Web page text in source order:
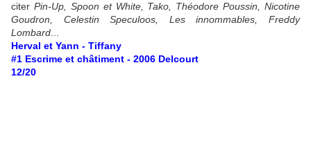
citer Pin-Up, Spoon et White, Tako, Théodore Poussin, Nicotine
Goudron, Celestin Speculoos, Les innommables, Freddy
Lombard
Herval et Yann - Tiffany
#1 Escrime et châtiment - 2006 Delcourt
12/20